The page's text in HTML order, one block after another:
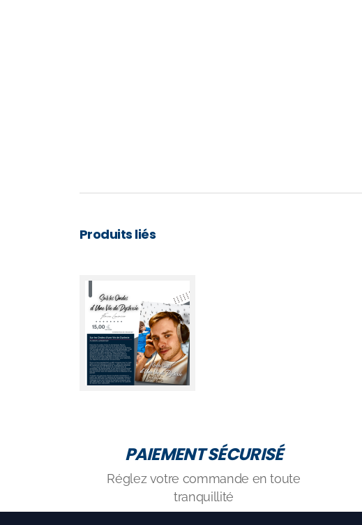
Produits liés
PAIEMENT SÉCURISÉ
Réglez votre commande en toute
tranquillité